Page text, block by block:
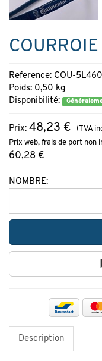
Reference: COU-5L460
Poids: 0,50 kg
Disponibilité:
Prix: 48,23 €
(TVA
Prix web, frais de port non
60,28 €
NOMBRE:
Description